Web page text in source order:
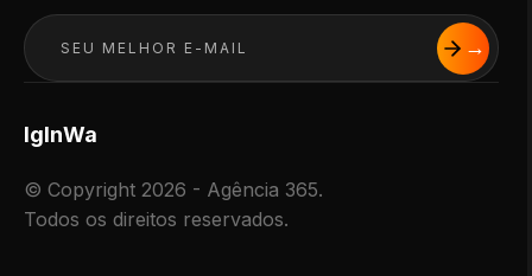
IgInWa
© Copyright 2026 - Agência 365.
Todos os direitos reservados.